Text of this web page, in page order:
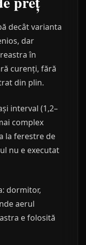
decât varianta
dar
în
curenți, fără
din plin.
interval (1,2–
complex
la ferestre de
nu e executat
dormitor,
aerul
e folosită